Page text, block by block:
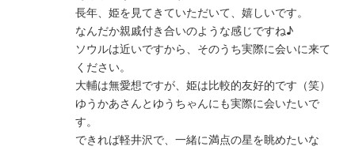
長年、姫を見てきていただいて、嬉しいです。
なんだか親戚付き合いのような感じですね♪
ソウルは近いですから、そのうち実際に会いに来て
ください。
大輔は無愛想ですが、姫は比較的友好的です（笑）
ゆうかあさんとゆうちゃんにも実際に会いたいで
す。
できれば軽井沢で、一緒に満点の星を眺めたいな